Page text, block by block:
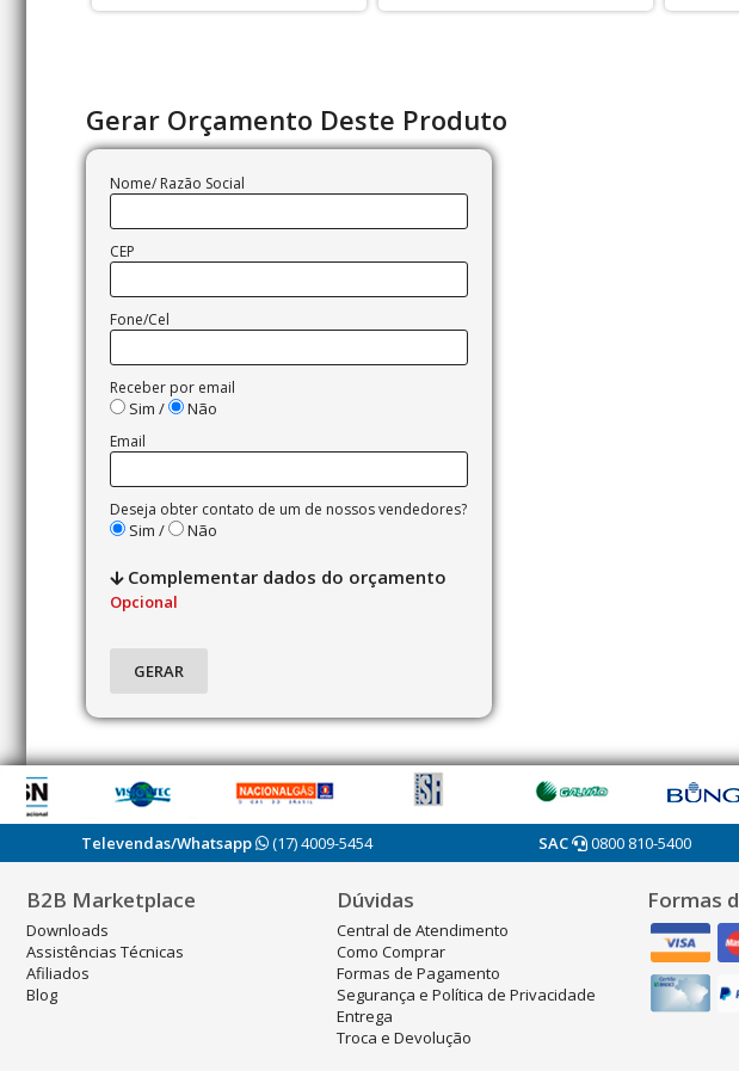
Gerar Orçamento Deste Produto
Nome/ Razão Social
CEP
Fone/Cel
Receber por email
Sim / Não
Email
Deseja obter contato de um de nossos vendedores?
Sim / Não
Complementar dados do orçamento
Opcional
Televendas/Whatsapp (17) 4009-5454 SAC 0800 810-5400
B2B Marketplace
Downloads
Assistências Técnicas
Afiliados
Blog
Dúvidas
Central de Atendimento
Como Comprar
Formas de Pagamento
Segurança e Política de Privacidade
Entrega
Troca e Devolução
Formas